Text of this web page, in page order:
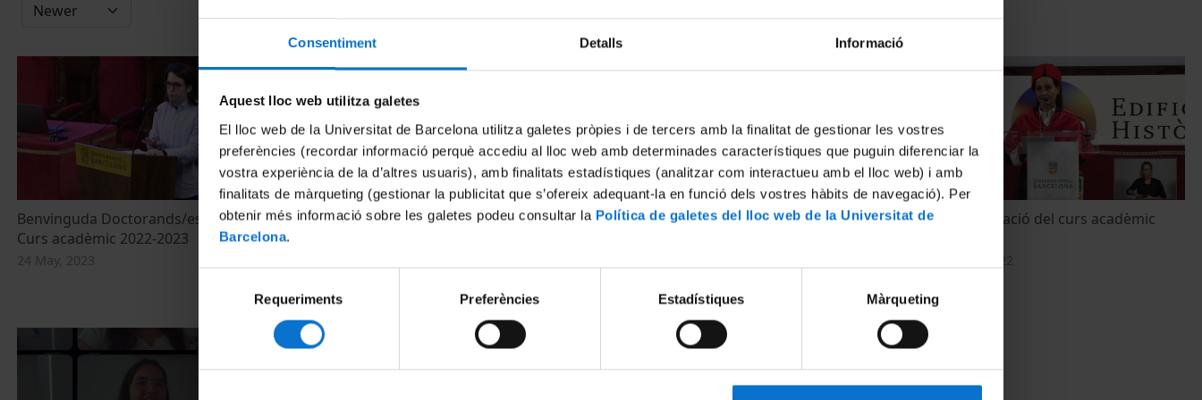
Consentiment Detalls Informació
Aquest lloc web utilitza galetes
El lloc web de la Universitat de Barcelona utilitza galetes pròpies i de tercers amb la finalitat de gestionar les vostres
preferències (recordar informació perquè accediu al lloc web amb determinades característiques que puguin diferenciar la
vostra experiència de la d’altres usuaris), amb finalitats estadístiques (analitzar com interactueu amb el lloc web) i amb
finalitats de màrqueting (gestionar la publicitat que s’ofereix adequant-la en funció dels vostres hàbits de navegació). Per
obtenir més informació sobre les galetes podeu consultar la Política de galetes del lloc web de la Universitat de
Barcelona.
consentiment
Requeriments Preferències Estadístiques Màrqueting
Benvinguda Doctorands/es de nou accés.
Curs acadèmic 2022-2023
24 May, 2023
Maria Sevilla: El nom de cada cosa és una
28 September, 2022
Acte inaugural del curs 2022-2023 de la
Acte d'Inauguració del curs acadèmic